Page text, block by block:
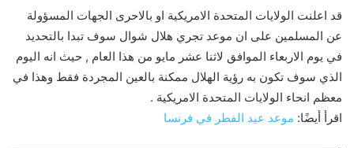
قد اعلنت الولايات المتحدة الامريكية او بالاحرى الجهات المسؤولة
عن المسلمين على ان موعد تجري هلال شوال سوف تبدا بالتحديد
في يوم الاربعاء الموافق لاثنا عشر مايو من هذا العام , حيث انه اليوم
الذي سوف تكون به رؤية الهلال ممكنة بالعين المجردة فقط وهذا في
معظم انحاء الولايات المتحدة الامريكية .
اقرأ أيضًا: موعد عيد الفطر في فرنسا